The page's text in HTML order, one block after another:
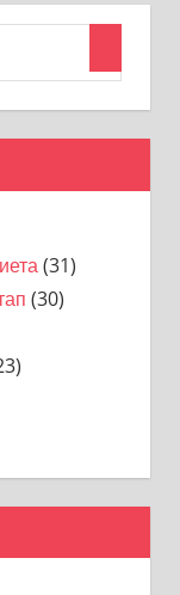
(31)
(30)